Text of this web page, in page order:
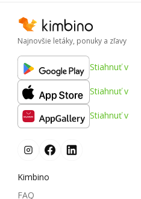
Najnovšie letáky, ponuky a zľavy
Stiahnuť v
Stiahnuť v
Stiahnuť v
Kimbino
FAQ